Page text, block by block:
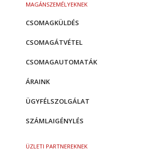
MAGÁNSZEMÉLYEKNEK
CSOMAGKÜLDÉS
CSOMAGÁTVÉTEL
CSOMAGAUTOMATÁK
ÁRAINK
ÜGYFÉLSZOLGÁLAT
SZÁMLAIGÉNYLÉS
ÜZLETI PARTNEREKNEK